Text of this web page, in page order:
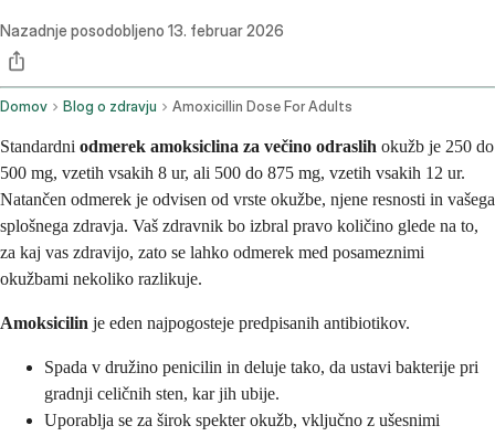
Nazadnje posodobljeno 13. februar 2026
Domov Blog o zdravju Amoxicillin Dose For Adults
Standardni odmerek amoksiclina za večino odraslih okužb je 250 do
500 mg, vzetih vsakih 8 ur, ali 500 do 875 mg, vzetih vsakih 12 ur.
Natančen odmerek je odvisen od vrste okužbe, njene resnosti in vašega
splošnega zdravja. Vaš zdravnik bo izbral pravo količino glede na to,
za kaj vas zdravijo, zato se lahko odmerek med posameznimi
okužbami nekoliko razlikuje.
Amoksicilin je eden najpogosteje predpisanih antibiotikov.
Spada v družino penicilin in deluje tako, da ustavi bakterije pri
gradnji celičnih sten, kar jih ubije.
Uporablja se za širok spekter okužb, vključno z ušesnimi